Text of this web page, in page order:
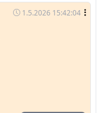
1.5.2026 15:42:04